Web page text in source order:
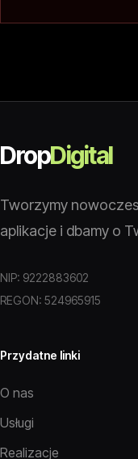
DropDigital
Tworzymy
aplikacje i dbamy o
NIP: 9222883602
REGON: 524965915
Przydatne linki
O nas
Usługi
Realizacje